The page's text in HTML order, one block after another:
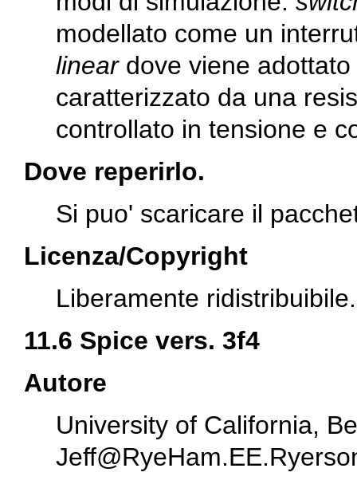
modellato come un
lineardove viene
caratterizzato da una
controllato in tensione e
Dove reperirlo.
Si puo' scaricare il
Licenza/Copyright
Liberamente ridistribuibile.
11.6 Spice vers. 3f4
Autore
University of California,